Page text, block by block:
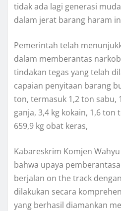
tidak ada lagi generasi
dalam jerat barang haram
Pemerintah telah
dalam memberantas
tindakan tegas yang telah
capaian penyitaan barang
ton, termasuk 1,2 ton sabu,
ganja, 3,4 kg kokain, 1,6 ton
659,9 kg obat keras,
Kabareskrim Komjen
bahwa upaya
berjalan on the track
dilakukan secara
yang berhasil diamankan